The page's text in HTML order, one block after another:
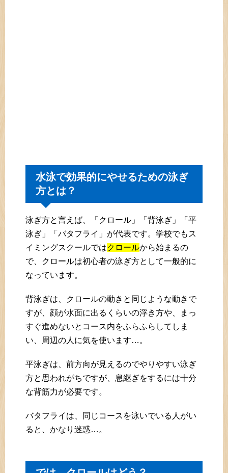
水泳で効果的にやせるための泳ぎ
方とは？
泳ぎ方と言えば、「クロール」「背泳ぎ」「平
泳ぎ」「バタフライ」が代表です。学校でもス
イミングスクールではクロールから始まるの
で、クロールは初心者の泳ぎ方として一般的に
なっています。
背泳ぎは、クロールの動きと同じような動きで
すが、顔が水面に出るくらいの浮き方や、まっ
すぐ進めないとコース内をふらふらしてしま
い、周辺の人に気を使います…。
平泳ぎは、前方向が見えるのでやりやすい泳ぎ
方と思われがちですが、息継ぎをするには十分
な背筋力が必要です。
バタフライは、同じコースを泳いでいる人がい
ると、かなり迷惑…。